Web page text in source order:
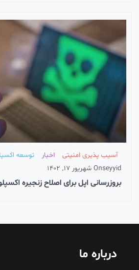
آسیب پذیری امنیتی اخبار
توسعه اکسپلویت
seyyid
On شهریور 17, 1402
بروزرسانی اپل برای اصلاح زنجیره اکسپلویت BLASTPASS
درباره ما